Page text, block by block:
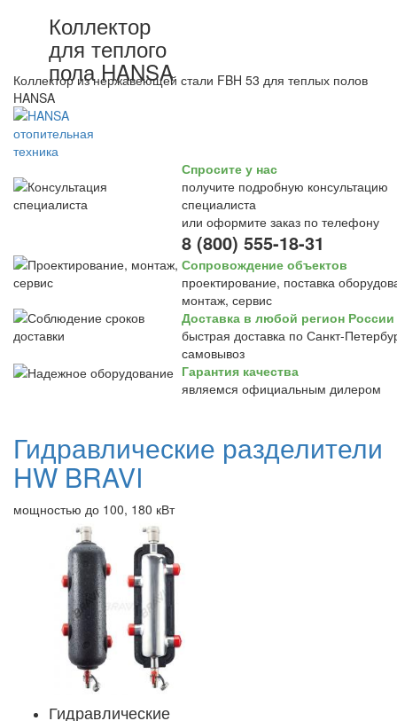
Коллектор
для теплого
пола HANSA
Коллектор из нержавеющей стали FBH 53 для теплых полов
HANSA
Спросите у нас
получите подробную консультацию
специалиста
или оформите заказ по телефону
8 (800) 555-18-31
Сопровождение объектов
проектирование, поставка
монтаж, сервис
Доставка в любой регион России
быстрая доставка по Санкт-
самовывоз
Гарантия качества
являемся официальным дилером
Гидравлические разделители
HW BRAVI
мощностью до 100, 180 кВт
Гидравлические